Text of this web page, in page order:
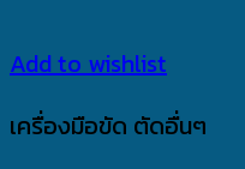
Add to wishlist
เครื่องมือขัด ตัดอื่นๆ